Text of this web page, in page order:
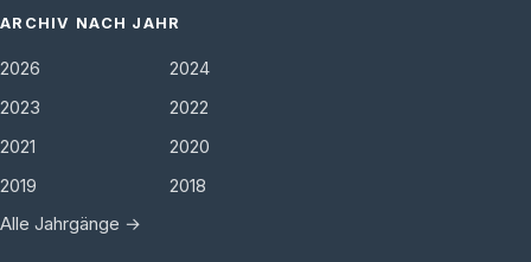
ARCHIV NACH JAHR
2026
2024
2023
2022
2021
2020
2019
2018
Alle Jahrgänge →